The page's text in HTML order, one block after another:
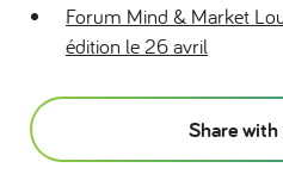
Forum Mind & Market
édition le 26 avril
Share